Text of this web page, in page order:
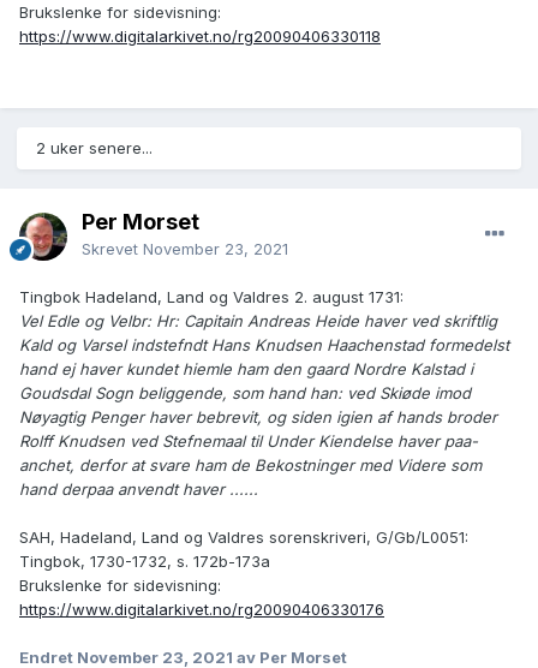
Brukslenke for sidevisning:
https://www.digitalarkivet.no/rg20090406330118
2 uker senere...
Per Morset
Skrevet November 23, 2021
Tingbok Hadeland, Land og Valdres 2. august 1731:
Vel Edle og Velbr: Hr: Capitain Andreas Heide haver ved skriftlig
Kald og Varsel indstefndt Hans Knudsen Haachenstad formedelst
hand ej haver kundet hiemle ham den gaard Nordre Kalstad i
Goudsdal Sogn beliggende, som hand han: ved Skiøde imod
Nøyagtig Penger haver bebrevit, og siden igien af hands broder
Rolff Knudsen ved Stefnemaal til Under Kiendelse haver paa-
anchet, derfor at svare ham de Bekostninger med Videre som
hand derpaa anvendt haver ......
SAH, Hadeland, Land og Valdres sorenskriveri, G/Gb/L0051:
Tingbok, 1730-1732, s. 172b-173a
Brukslenke for sidevisning:
https://www.digitalarkivet.no/rg20090406330176
Endret November 23, 2021 av Per Morset